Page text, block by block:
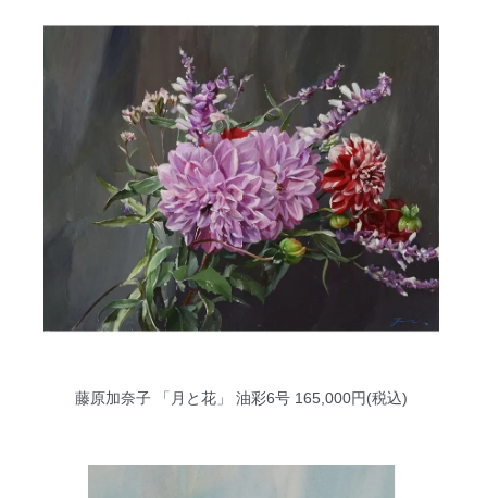
藤原加奈子 「月と花」 油彩6号165,000円(税込)